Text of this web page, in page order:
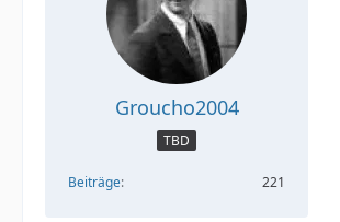
Groucho2004
TBD
Beiträge 221